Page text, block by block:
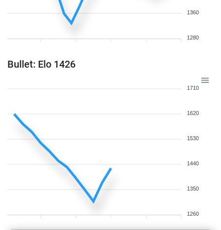
1360
1280
Bullet: Elo 1426
1710
1620
1530
1440
1350
1260